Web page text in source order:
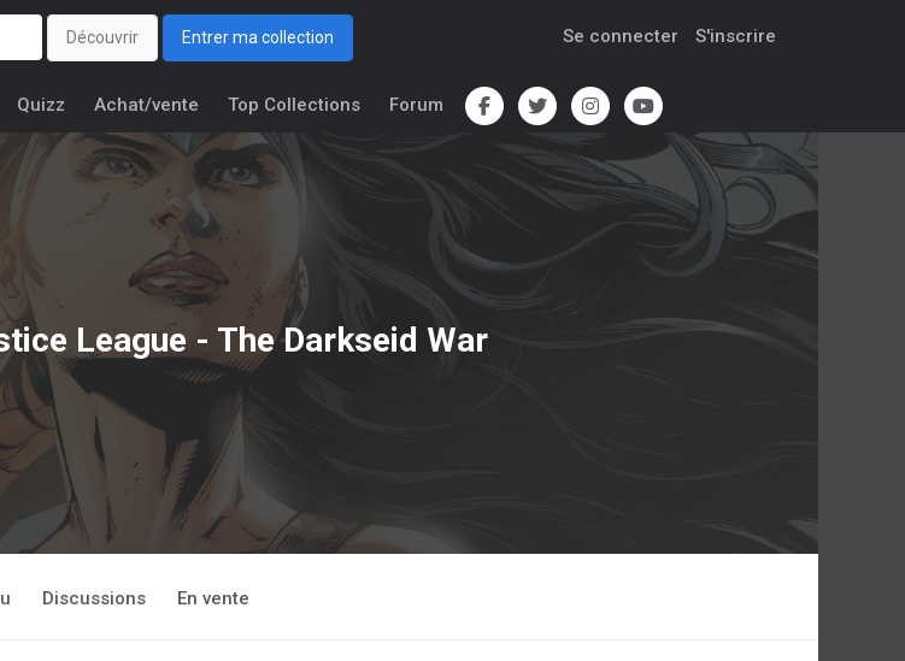
Découvrir Entrer ma collection Se connecter S'inscrire
Quizz Achat/vente Top Collections Forum
League - The Darkseid War
Discussions En vente